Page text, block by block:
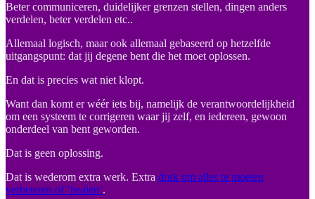
Beter communiceren, duidelijker grenzen stellen, dingen anders
verdelen, beter verdelen etc..
Allemaal logisch, maar ook allemaal gebaseerd op hetzelfde
uitgangspunt: dat jij degene bent die het moet oplossen.
En dat is precies wat niet klopt.
Want dan komt er wéér iets bij, namelijk de verantwoordelijkheid
om een systeem te corrigeren waar jij zelf, en iedereen, gewoon
onderdeel van bent geworden.
Dat is geen oplossing.
Dat is wederom extra werk. Extra druk om alles te moeten
verbeteren of ‘healen’.